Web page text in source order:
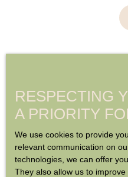
RESPECTING
A PRIORITY
We use cookies to provide
relevant communication on
technologies, we can offer
They also allow us to